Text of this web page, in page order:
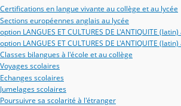
Certifications en langue vivante au collège et au lycée
Sections européennes anglais au lycée
option LANGUES ET CULTURES DE L'ANTIQUITE
option LANGUES ET CULTURES DE L'ANTIQUITE
Classes bilangues à l'école et au collège
Voyages scolaires
Echanges scolaires
Jumelages scolaires
Poursuivre sa scolarité à l'étranger